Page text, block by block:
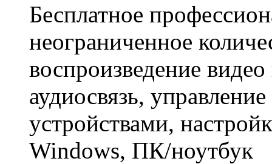
Бесплатное
неограниченное
воспроизведение
аудиосвязь,
устройствами,
Windows, ПК/ноутбук